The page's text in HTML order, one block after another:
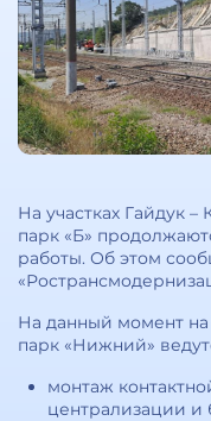
На участках Гайдук
парк «Б»
работы. Об этом
На данный момент на
парк «Нижний»
монтаж
централизации и